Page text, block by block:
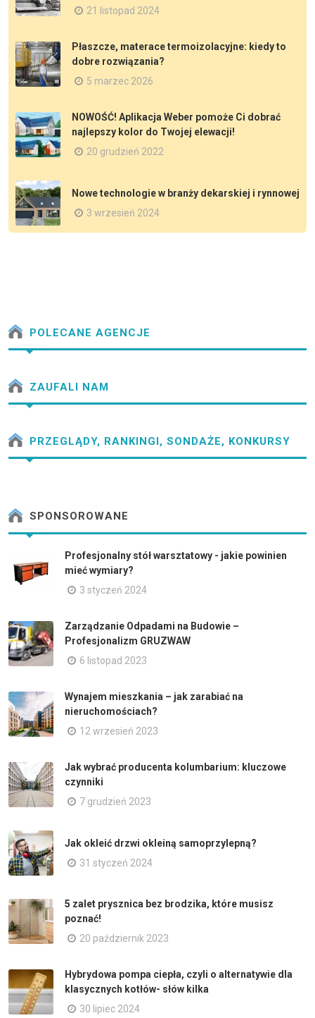
21 listopad 2024
Płaszcze, materace termoizolacyjne: kiedy to
dobre rozwiązania?
5 marzec 2026
NOWOŚĆ! Aplikacja Weber pomoże Ci dobrać
najlepszy kolor do Twojej elewacji!
20 grudzień 2022
Nowe technologie w branży dekarskiej i rynnowej
3 wrzesień 2024
POLECANE AGENCJE
ZAUFALI NAM
PRZEGLĄDY, RANKINGI, SONDAŻE, KONKURSY
SPONSOROWANE
Profesjonalny stół warsztatowy - jakie powinien
mieć wymiary?
3 styczeń 2024
Zarządzanie Odpadami na Budowie –
Profesjonalizm GRUZWAW
6 listopad 2023
Wynajem mieszkania – jak zarabiać na
nieruchomościach?
12 wrzesień 2023
Jak wybrać producenta kolumbarium: kluczowe
czynniki
7 grudzień 2023
Jak okleić drzwi okleiną samoprzylepną?
31 styczeń 2024
5 zalet prysznica bez brodzika, które musisz
poznać!
20 październik 2023
Hybrydowa pompa ciepła, czyli o alternatywie dla
klasycznych kotłów- słów kilka
30 lipiec 2024